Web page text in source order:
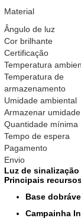
Material
Ângulo de luz
Cor brilhante
Certificação
Temperatura
Temperatura de
armazenamento
Umidade ambiental
Armazenar umidade
Quantidade mínima
Tempo de espera
Pagamento
Envio
Luz de
Principais
Base
Campainha